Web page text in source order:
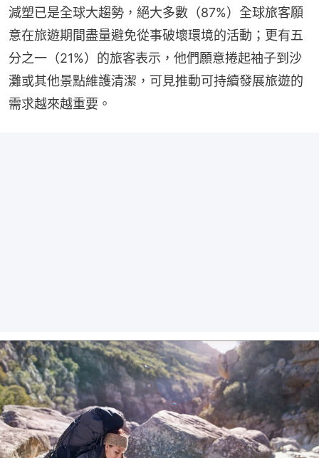
減塑已是全球大趨勢，絕大多數（87%）全球旅客願
意在旅遊期間盡量避免從事破壞環境的活動；更有五
分之一（21%）的旅客表示，他們願意捲起袖子到沙
灘或其他景點維護清潔，可見推動可持續發展旅遊的
需求越來越重要。